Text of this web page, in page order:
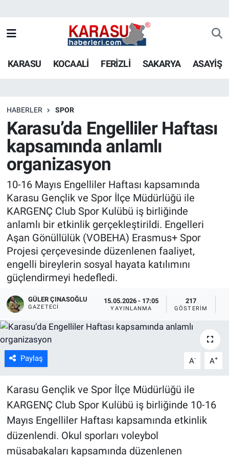
KARASU KOCAALİ FERİZLİ SAKARYA ASAYİŞ
HABERLER SPOR
Karasu’da Engelliler Haftası
kapsamında anlamlı
organizasyon
10-16 Mayıs Engelliler Haftası kapsamında
Karasu Gençlik ve Spor İlçe Müdürlüğü ile
KARGENÇ Club Spor Kulübü iş birliğinde
anlamlı bir etkinlik gerçekleştirildi. Engelleri
Aşan Gönüllülük (VOBEHA) Erasmus+ Spor
Projesi çerçevesinde düzenlenen faaliyet,
engelli bireylerin sosyal hayata katılımını
güçlendirmeyi hedefledi.
GÜLER ÇINASOĞLU
GAZETECI
15.05.2026 - 17:05
YAYINLANMA
217
GÖSTERIM
Paylaş A- A+
Karasu Gençlik ve Spor İlçe Müdürlüğü ile
KARGENÇ Club Spor Kulübü iş birliğinde 10-16
Mayıs Engelliler Haftası kapsamında etkinlik
düzenlendi. Okul sporları voleybol
müsabakaları kapsamında düzenlenen